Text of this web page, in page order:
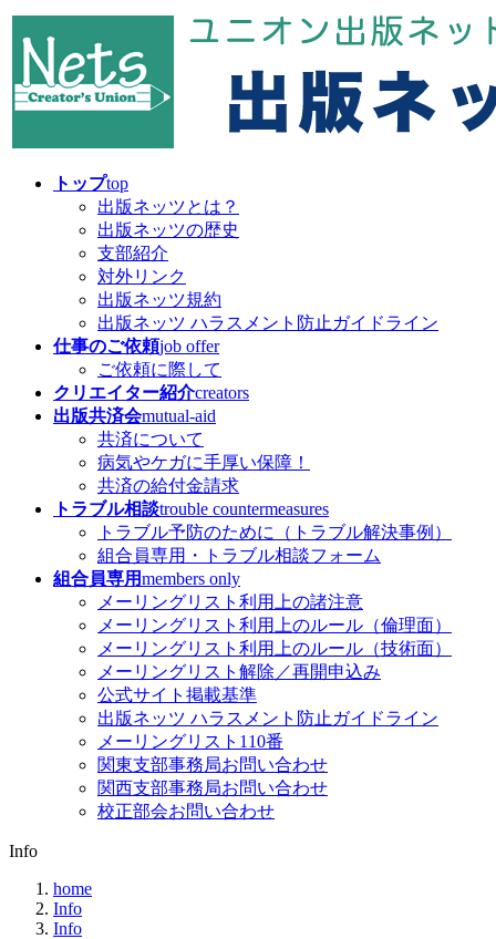
コ
ン
ン
ツ
ナ
ビ
ー
シ
トップtop
出版ネッツとは？
出版ネッツの歴史
支部紹介
対外リンク
出版ネッツ規約
出版ネッツ ハラスメント防止ガイドライン
仕事のご依頼job offer
ご依頼に際して
クリエイター紹介creators
出版共済会mutual-aid
共済について
病気やケガに手厚い保障！
共済の給付金請求
トラブル相談trouble countermeasures
トラブル予防のために（トラブル解決事例）
組合員専用・トラブル相談フォーム
組合員専用members only
メーリングリスト利用上の諸注意
メーリングリスト利用上のルール（倫理面）
メーリングリスト利用上のルール（技術面）
メーリングリスト解除／再開申込み
公式サイト掲載基準
出版ネッツ ハラスメント防止ガイドライン
メーリングリスト110番
関東支部事務局お問い合わせ
関西支部事務局お問い合わせ
校正部会お問い合わせ
Info
home
Info
Info